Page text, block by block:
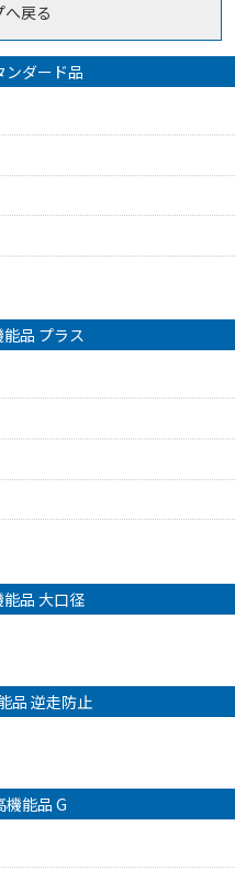
戻る
ンダード品
品 プラス
品 大口径
品 逆走防止
機能品 G